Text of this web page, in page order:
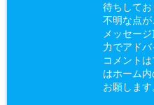
待ちして
不明な点
メッセー
力でアド
コメント
はホーム
お願します